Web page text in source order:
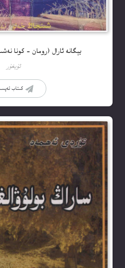
يېگانە ئارال (رومان – كونا
ئۇيغۇر
كىتاب